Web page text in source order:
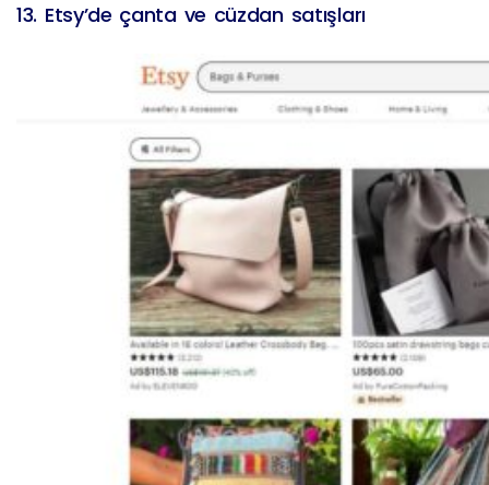
13. Etsy’de çanta ve cüzdan satışları